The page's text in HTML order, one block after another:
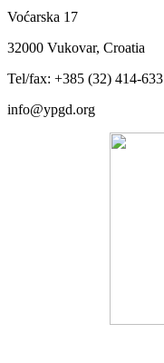
Voćarska 17
32000 Vukovar, Croatia
Tel/fax: +385 (32) 414-633
info@ypgd.org